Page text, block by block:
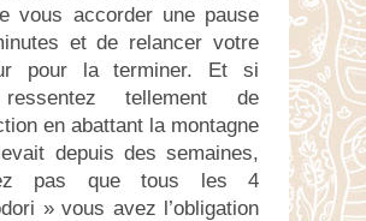
vous accorder une pause
et de relancer votre
pour la terminer. Et si
tellement de
en abattant la montagne
depuis des semaines,
pas que tous les 4
» vous avez l’obligation